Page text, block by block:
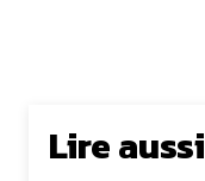
Lire aussi